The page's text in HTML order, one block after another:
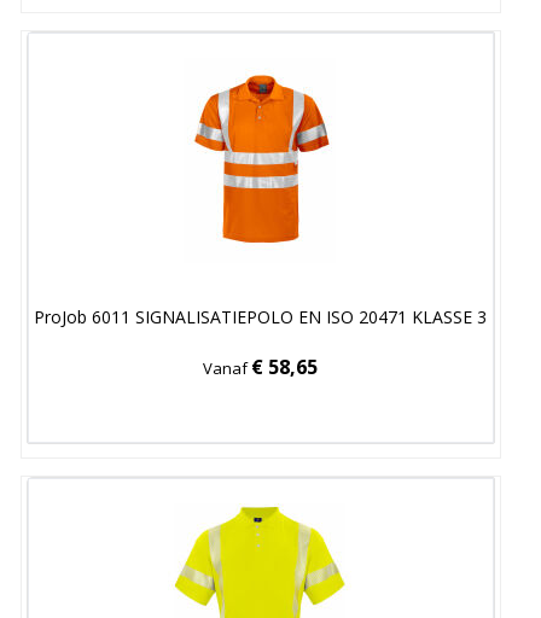
ProJob 6011 SIGNALISATIEPOLO EN ISO 20471 KLASSE 3
Vanaf€ 58,65